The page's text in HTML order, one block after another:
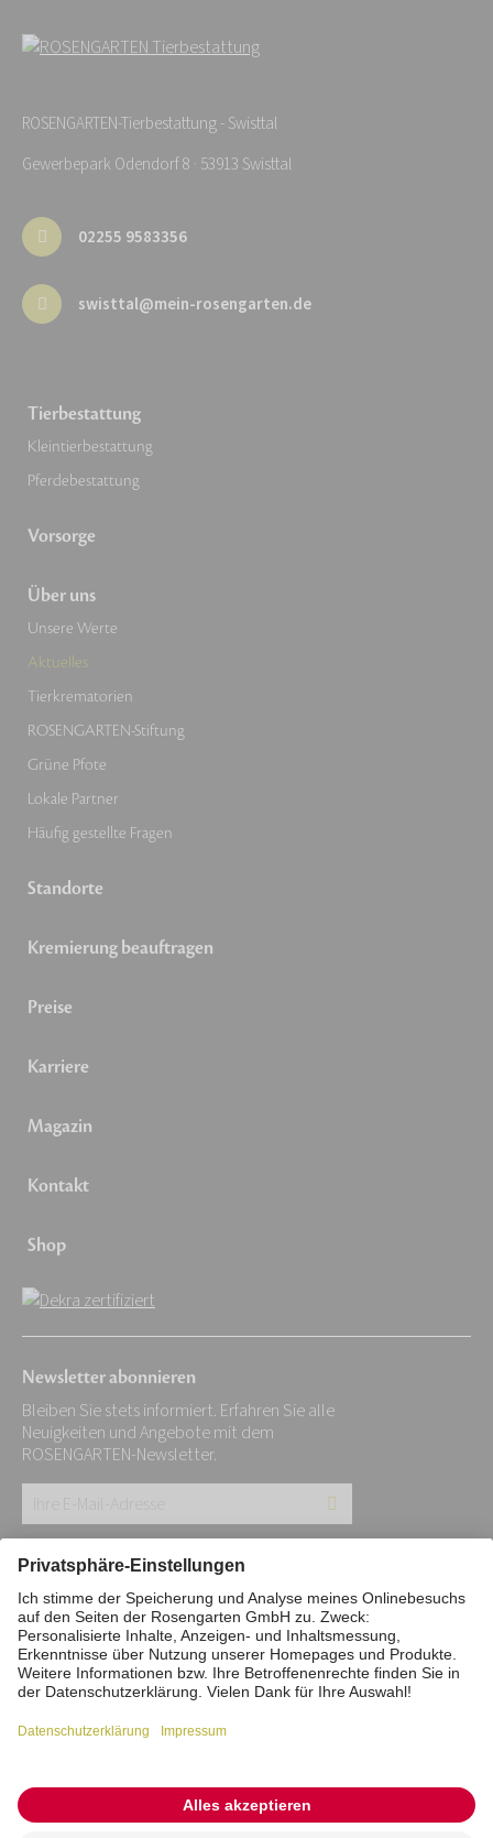
ROSENGARTEN-Tierbestattung - Swisttal
Gewerbepark Odendorf 8 · 53913 Swisttal
02255 9583356
swisttal@mein-rosengarten.de
Tierbestattung
Kleintierbestattung
Pferdebestattung
Vorsorge
Über uns
Unsere Werte
Aktuelles
Tierkrematorien
ROSENGARTEN-Stiftung
Grüne Pfote
Lokale Partner
Häufig gestellte Fragen
Standorte
Kremierung beauftragen
Preise
Karriere
Magazin
Kontakt
Shop
Newsletter abonnieren
Bleiben Sie stets informiert. Erfahren Sie alle
Neuigkeiten und Angebote mit dem
ROSENGARTEN-Newsletter.
E-
Mail-
Adresse:
*
Impressum Datenschutz
Stiftung
Interne Meldestelle
Zahlungsmittel
Barrierefreiheitserklärung
Vertrag widerrufen